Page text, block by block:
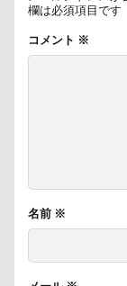
欄は必須項目です
コメント ※
名前 ※